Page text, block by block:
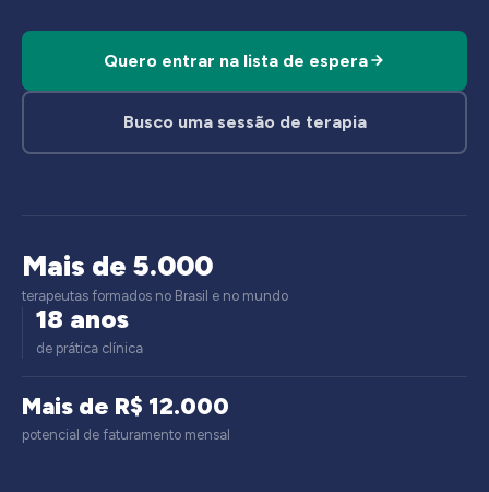
Quero entrar na lista de espera
Busco uma sessão de terapia
Mais de 5.000
terapeutas formados no Brasil e no mundo
18 anos
de prática clínica
Mais de R$ 12.000
potencial de faturamento mensal